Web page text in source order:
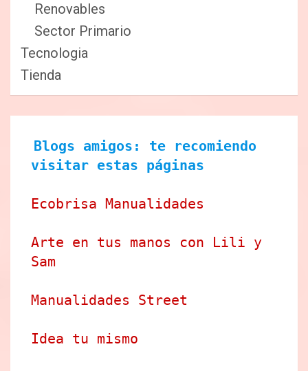
Renovables
Sector Primario
Tecnologia
Tienda
Blogs amigos: te recomiendo
visitar estas páginas
Ecobrisa Manualidades
Arte en tus manos con Lili y
Sam
Manualidades Street
Idea tu mismo